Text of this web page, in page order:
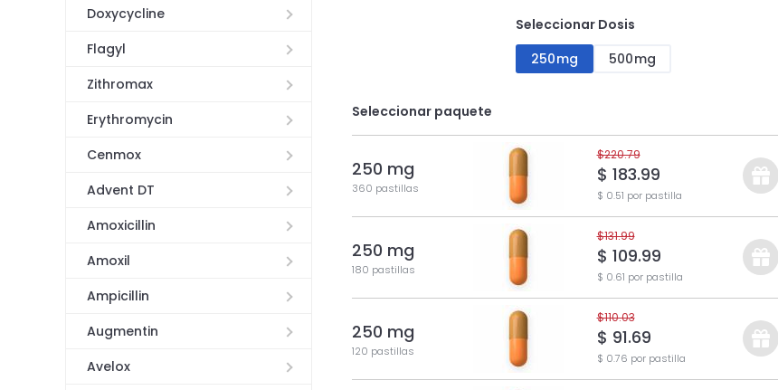
Doxycycline
Flagyl
Zithromax
Erythromycin
Cenmox
Advent DT
Amoxicillin
Amoxil
Ampicillin
Augmentin
Avelox
Seleccionar Dosis
250mg
500mg
Seleccionar paquete
250 mg
360 pastillas
$220.79
$ 183.99
$ 0.51 por pastilla
250 mg
180 pastillas
$131.99
$ 109.99
$ 0.61 por pastilla
250 mg
120 pastillas
$110.03
$ 91.69
$ 0.76 por pastilla